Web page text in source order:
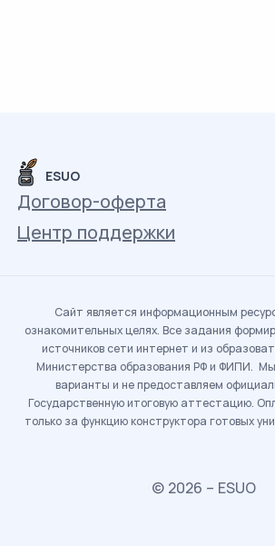
ESUO
Договор-оферта
Центр поддержки
Сайт является информационным
ознакомительных целях. Все задания
источников сети интернет и из
Министерства образования РФ и ФИПИ. Мы
варианты и не предоставляем
Государственную итоговую аттестацию.
только за функцию конструктора готовых
© 2026 – ESUO